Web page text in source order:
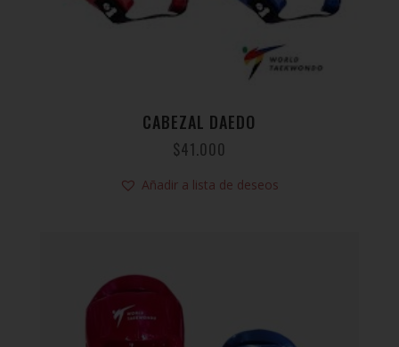
CABEZAL DAEDO
$41.000
Añadir a lista de deseos